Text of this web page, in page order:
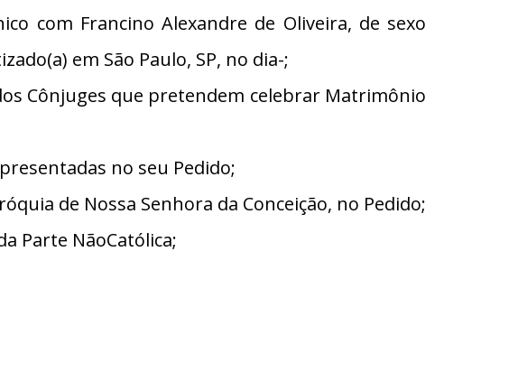
com Francino Alexandre de Oliveira, de sexo
em São Paulo, SP, no dia-;
Cônjuges que pretendem celebrar Matrimônio
no seu Pedido;
de Nossa Senhora da Conceição, no Pedido;
Parte NãoCatólica;